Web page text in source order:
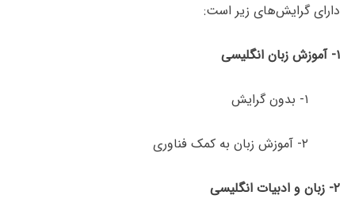
دارای گرایش‌های زیر است:
۱- آموزش زبان انگلیسی
۱- بدون گرایش
۲- آموزش زبان به کمک فناوری
۲- زبان و ادبیات انگلیسی